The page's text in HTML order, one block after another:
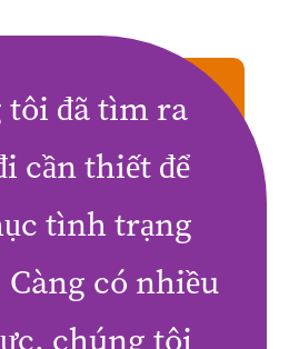
tôi đã tìm ra
cần thiết để
tình trạng
có nhiều
chúng tôi